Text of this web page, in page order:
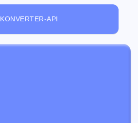
KONVERTER-API